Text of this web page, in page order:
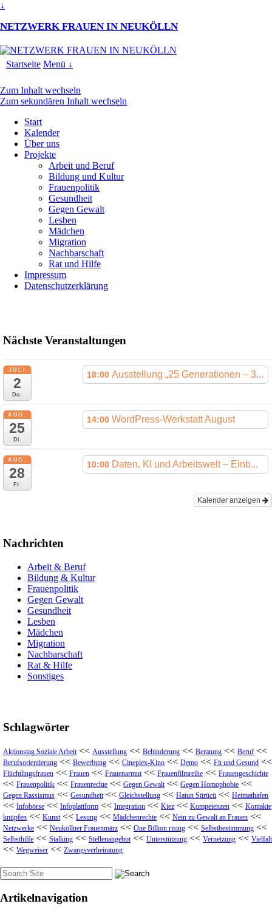
↓
NETZWERK FRAUEN IN NEUKÖLLN
Startseite Menü ↓
Zum Inhalt wechseln
Zum sekundären Inhalt wechseln
Start
Kalender
Über uns
Projekte
Arbeit und Beruf
Bildung und Kultur
Frauenpolitik
Gesundheit
Gegen Gewalt
Lesben
Mädchen
Migration
Nachbarschaft
Rat und Hilfe
Impressum
Datenschutzerklärung
Nächste Veranstaltungen
JULI
2
Do.
18:00 Ausstellung „25 Generationen – 3...
AUG.
25
Di.
14:00 WordPress-Werkstatt August
AUG.
28
Fr.
10:00 Daten, KI und Arbeitswelt – Einb...
Kalender anzeigen
Nachrichten
Arbeit & Beruf
Bildung & Kultur
Frauenpolitik
Gegen Gewalt
Gesundheit
Lesben
Mädchen
Migration
Nachbarschaft
Rat & Hilfe
Sonstiges
Schlagwörter
Aktionstag Soziale Arbeit << Ausstellung << Behinderung << Beratung << Beruf <<
Berufsorientierung << Bewerbung << Cineplex-Kino << Demo << Fit und Gesund <<
Flüchtlingsfrauen << Frauen << Frauenarmut << Frauenfilmreihe << Frauengeschichte
<< Frauenpolitik << Frauenrechte << Gegen Gewalt << Gegen Homophobie <<
Gegen Rassismus << Gesundheit << Gleichstellung << Hatun Sürücü << Heimathafen
<< Infobörse << Infoplattform << Integration << Kiez << Kompetenzen << Kontakte
knüpfen << Kunst << Lesung << Mädchenrechte << Nein zu Gewalt an Frauen <<
Netzwerke << Neuköllner Frauenmärz << One Billion rising << Selbstbestimmung <<
Selbsthilfe << Stalking << Stellenangebot << Unterstützung << Vernetzung << Vielfalt
<< Wegweiser << Zwangsverheiratung
Suche
nach:
Artikelnavigation